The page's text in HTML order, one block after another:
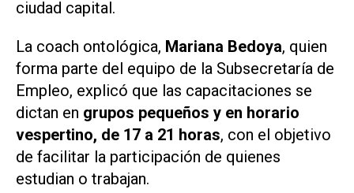
ciudad capital.
La coach ontológica, Mariana Bedoya, quien
forma parte del equipo de la Subsecretaría de
Empleo, explicó que las capacitaciones se
dictan en grupos pequeños y en horario
vespertino, de 17 a 21 horas, con el objetivo
de facilitar la participación de quienes
estudian o trabajan.